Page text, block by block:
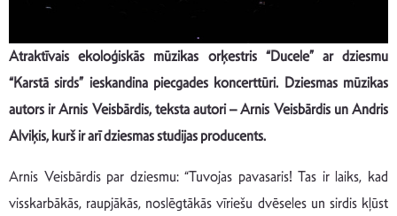
Atraktīvais ekoloģiskās mūzikas orķestris “Ducele” ar dziesmu
“Karstā sirds” ieskandina piecgades koncerttūri. Dziesmas mūzikas
autors ir Arnis Veisbārdis, teksta autori – Arnis Veisbārdis un Andris
Alviķis, kurš ir arī dziesmas studijas producents.
Arnis Veisbārdis par dziesmu: “Tuvojas pavasaris! Tas ir laiks, kad
visskarbākās, raupjākās, noslēgtākās vīriešu dvēseles un sirdis kļūst